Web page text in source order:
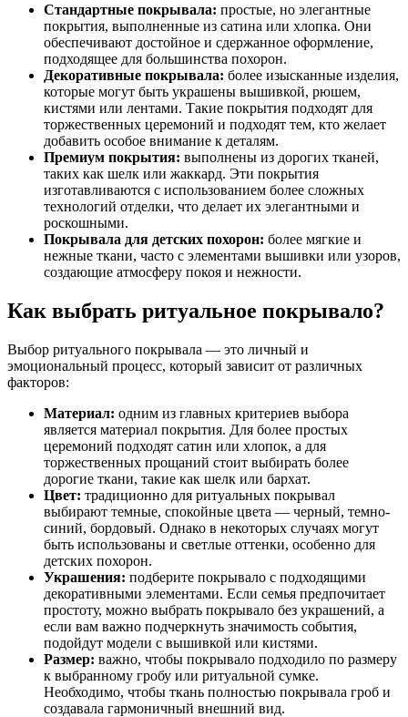
Стандартные покрывала: простые, но элегантные
покрытия, выполненные из сатина или хлопка. Они
обеспечивают достойное и сдержанное оформление,
подходящее для большинства похорон.
Декоративные покрывала: более изысканные изделия,
которые могут быть украшены вышивкой, рюшем,
кистями или лентами. Такие покрытия подходят для
торжественных церемоний и подходят тем, кто желает
добавить особое внимание к деталям.
Премиум покрытия: выполнены из дорогих тканей,
таких как шелк или жаккард. Эти покрытия
изготавливаются с использованием более сложных
технологий отделки, что делает их элегантными и
роскошными.
Покрывала для детских похорон: более мягкие и
нежные ткани, часто с элементами вышивки или узоров,
создающие атмосферу покоя и нежности.
Как выбрать ритуальное покрывало?
Выбор ритуального покрывала — это личный и
эмоциональный процесс, который зависит от различных
факторов:
Материал: одним из главных критериев выбора
является материал покрытия. Для более простых
церемоний подходят сатин или хлопок, а для
торжественных прощаний стоит выбирать более
дорогие ткани, такие как шелк или бархат.
Цвет: традиционно для ритуальных покрывал
выбирают темные, спокойные цвета — черный, темно-
синий, бордовый. Однако в некоторых случаях могут
быть использованы и светлые оттенки, особенно для
детских похорон.
Украшения: подберите покрывало с подходящими
декоративными элементами. Если семья предпочитает
простоту, можно выбрать покрывало без украшений, а
если вам важно подчеркнуть значимость события,
подойдут модели с вышивкой или кистями.
Размер: важно, чтобы покрывало подходило по размеру
к выбранному гробу или ритуальной сумке.
Необходимо, чтобы ткань полностью покрывала гроб и
создавала гармоничный внешний вид.